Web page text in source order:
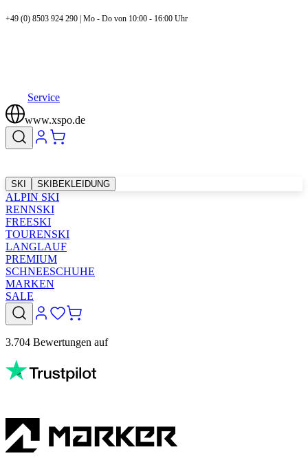
+49 (0) 8503 924 290 | Mo - Do von 10:00 - 16:00 Uhr
Service
www.xspo.de
SKI SKIBEKLEIDUNG
ALPIN SKI
RENNSKI
FREESKI
TOURENSKI
LANGLAUF
PREMIUM
SCHNEESCHUHE
MARKEN
SALE
3.704 Bewertungen auf